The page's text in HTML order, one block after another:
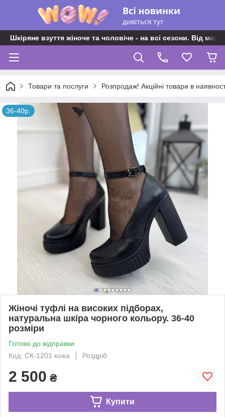
Шкіряне взуття жіноче та чоловіче - на всі сезони. Від
Товари та послуги Розпродаж! Акційні товари в
36-40р.
Жіночі туфлі на високих підборах,
натуральна шкіра чорного кольору. 36-40
розміри
Готово до відправки
Код: СК-1201 кожа
Роздріб
2 500 ₴
Купити